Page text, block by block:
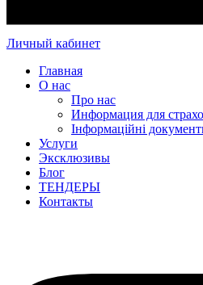
Личный кабинет
Главная
О нас
Про нас
Информация для
Інформаційні
Услуги
Эксклюзивы
Блог
ТЕНДЕРЫ
Контакты